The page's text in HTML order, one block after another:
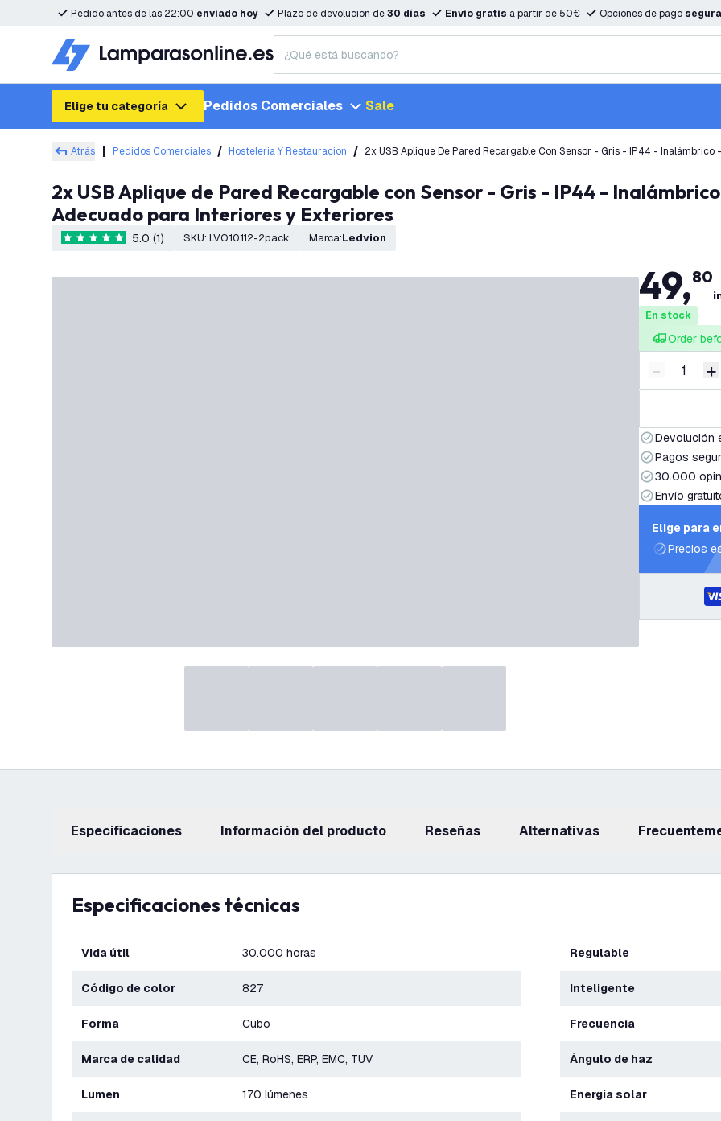
Pedido antes de las 22:00 enviado hoy Plazo de devolución de30 días Envio gratis a partir de 50€ Opciones de pago
Elige tu categoría Pedidos Comerciales Sale
Atrás Pedidos Comerciales Hosteleria Y Restauracion 2x USB Aplique De Pared Recargable Con Sensor - Gris - IP44 -
2x USB Aplique de Pared Recargable con Sensor - Gris - IP44 - Inalámbrico - Batería de 4000 mAh -
Adecuado para Interiores y Exteriores
5 estrellas de puntuación
5.0 (1) SKU: LVO10112-2pack Marca: Ledvion
49,80
En stock
Order
Disminuir
- +
Devolución
Pagos
30.000
Envío
Elige para
Precios
Especificaciones información del producto reseñas Alternativas
Especificaciones técnicas
Vida útil 30.000 horas
Código de color 827
Forma Cubo
Marca de calidad CE, RoHS, ERP, EMC, TUV
Lumen 170 lúmenes
Regulable
Inteligente
Frecuencia
Ángulo de haz
Energía solar